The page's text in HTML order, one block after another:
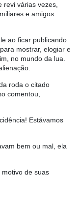
várias vezes,
e amigos
ao ficar publicando
mostrar, elogiar e
no mundo da lua.
roda o citado
comentou,
Estávamos
bem ou mal, ela
de suas